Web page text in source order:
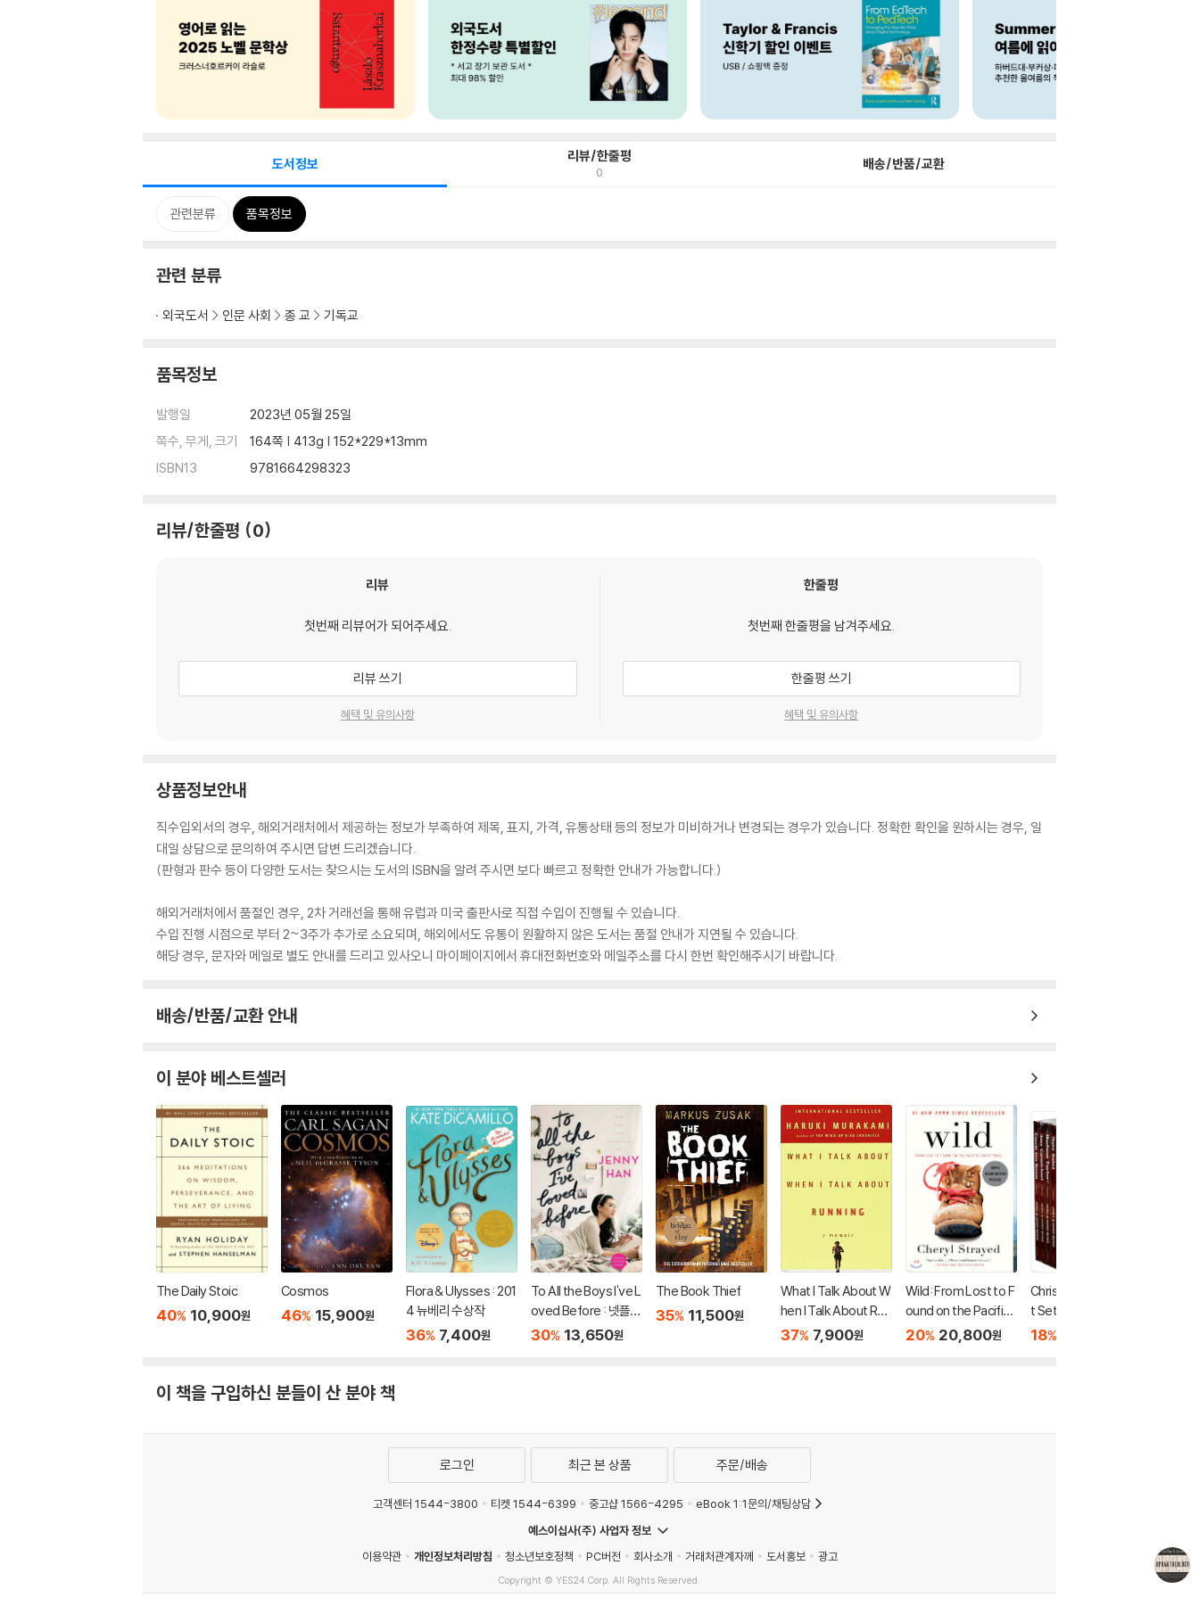
도서정보 리뷰/한줄평
0 배송/반품/교환
관련분류 품목정보
관련 분류
외국도서 인문 사회 종 교 기독교
품목정보
발행일
2023년 05월 25일
쪽수, 무게, 크기
164쪽 | 413g | 152*229*13mm
ISBN13
9781664298323
리뷰/한줄평 0
리뷰
첫번째 리뷰어가 되어주세요.
리뷰 쓰기
혜택 및 유의사항
한줄평
첫번째 한줄평을 남겨주세요.
한줄평 쓰기
혜택 및 유의사항
상품정보안내
직수입외서의 경우, 해외거래처에서 제공하는 정보가 부족하여 제목, 표지, 가격, 유통상태 등의 정보가 미비하거나 변경되는 경우가 있습니다. 정확한 확인을 원하시는 경우, 일
대일 상담으로 문의하여 주시면 답변 드리겠습니다.
(판형과 판수 등이 다양한 도서는 찾으시는 도서의 ISBN을 알려 주시면 보다 빠르고 정확한 안내가 가능합니다.)
해외거래처에서 품절인 경우, 2차 거래선을 통해 유럽과 미국 출판사로 직접 수입이 진행될 수 있습니다.
수입 진행 시점으로 부터 2~3주가 추가로 소요되며, 해외에서도 유통이 원활하지 않은 도서는 품절 안내가 지연될 수 있습니다.
해당 경우, 문자와 메일로 별도 안내를 드리고 있사오니 마이페이지에서 휴대전화번호와 메일주소를 다시 한번 확인해주시기 바랍니다.
배송/반품/교환 안내
이 분야 베스트셀러
The Daily Stoic
40% 10,900원
Cosmos
46% 15,900원
Flora & Ulysses : 201
4 뉴베리 수상작
36% 7,400원
To All the Boys I've L
oved Before : 넷플릭
스 영화 '내가 사랑했던
30% 13,650원
The Book Thief
35% 11,500원
What I Talk About W
hen I Talk About Run
ning
37% 7,900원
Wild: From Lost to F
ound on the Pacific
Crest Trail
20% 20,800원
Christian Heroes Gif
t Set (1-5): Christian
Heroes: Then & No
18%
이 책을 구입하신 분들이 산 분야 책
로그인 최근 본 상품 주문/배송
고객센터 1544-3800 티켓 1544-6399 중고샵 1566-4295
eBook 1:1문의/채팅상담
예스이십사(주) 사업자 정보
이용약관
개인정보처리방침 청소년보호정책 PC버전 회사소개 거래처관계자께 도서홍보 광고
Copyright © YES24 Corp. All Rights Reserved.